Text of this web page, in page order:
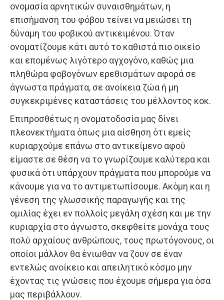
ονομασία αρνητικών συναισθημάτων, η
επισήμανση του φόβου τείνει να μειώσει τη
δύναμη του φοβικού αντικειμένου. Όταν
ονοματίζουμε κάτι αυτό το καθιστά πιο οικείο
και επομένως λιγότερο αγχογόνο, καθώς μια
πληθώρα φοβογόνων ερεθισμάτων αφορά σε
άγνωστα πράγματα, σε ανοίκεια ζώα ή μη
συγκεκριμένες καταστάσεις του μέλλοντος κοκ.
Επιπροσθέτως η ονοματοδοσία μας δίνει
πλεονεκτήματα όπως μια αίσθηση ότι εμείς
κυριαρχούμε επάνω στο αντικείμενο αφού
είμαστε σε θέση να το γνωρίζουμε καλύτερα και
φυσικά ότι υπάρχουν πράγματα που μπορούμε να
κάνουμε για να το αντιμετωπίσουμε. Ακόμη και η
γένεση της γλωσσικής παραγωγής και της
ομιλίας έχει εν πολλοίς μεγάλη σχέση και με την
κυριαρχία στο άγνωστο, σκεφθείτε μονάχα τους
πολύ αρχαίους ανθρώπους, τους πρωτόγονους, οι
οποίοι μάλλον θα ένιωθαν να ζουν σε έναν
εντελώς ανοίκειο και απειλητικό κόσμο μην
έχοντας τις γνώσεις που έχουμε σήμερα για όσα
μας περιβάλλουν.